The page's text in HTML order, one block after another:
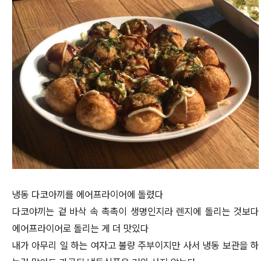
냉동 다코아끼를 에어프라이어에 돌렸다
다코야끼는 겉 바삭 속 촉촉이 생명인지라 렌지에 돌리는 것보다
에어프라이어로 돌리는 게 더 맛있다
내가 아무리 일 하는 여자고 불량 주부이지만 사서 냉동 보관을 하